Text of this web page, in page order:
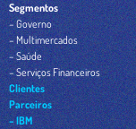
Segmentos
– Governo
– Multimercados
– Saúde
– Serviços Financeiros
Clientes
Parceiros
– IBM